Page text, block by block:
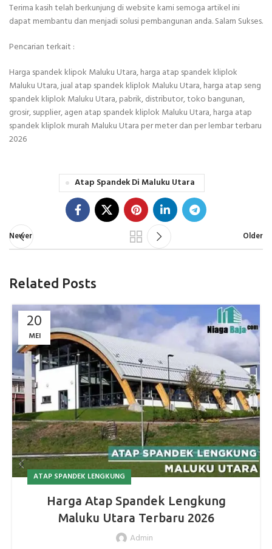
Terima kasih telah berkunjung di website kami semoga artikel ini
dapat membantu dan menjadi solusi pembangunan anda. Salam Sukses.
Pencarian terkait :
Harga spandek klipok Maluku Utara, harga atap spandek kliplok
Maluku Utara, jual atap spandek kliplok Maluku Utara, harga atap seng
spandek kliplok Maluku Utara, pabrik, distributor, toko bangunan,
grosir, supplier, agen atap spandek kliplok Maluku Utara, harga atap
spandek kliplok murah Maluku Utara per meter dan per lembar terbaru
2026
Atap Spandek Di Maluku Utara
Newer Older
Related Posts
20
MEI
ATAP SPANDEK LENGKUNG
Harga Atap Spandek Lengkung
Maluku Utara Terbaru 2026
Admin